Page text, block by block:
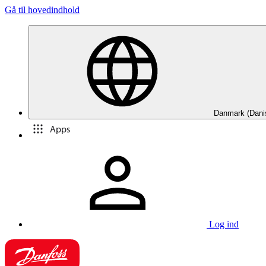
Gå til hovedindhold
Danmark
Apps
Log ind